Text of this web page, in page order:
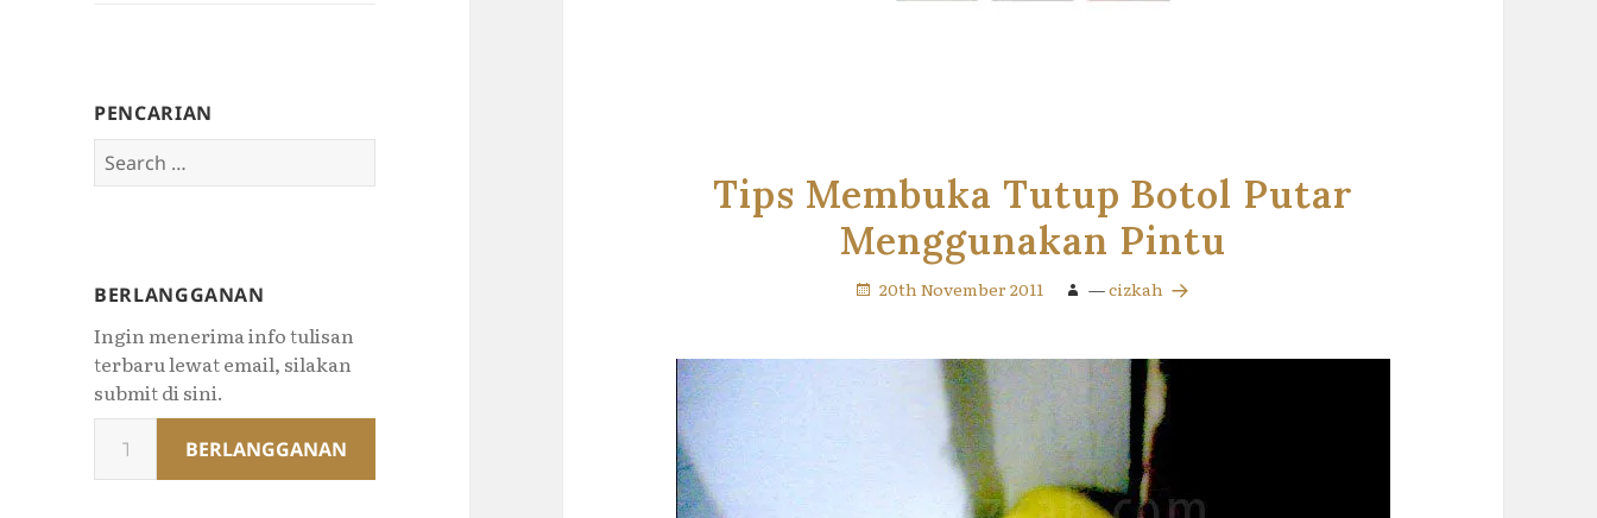
PENCARIAN
Search
for:
BERLANGGANAN
Ingin menerima info tulisan
terbaru lewat email, silakan
submit di sini.
your
email…
BERLANGGANAN
Tips Membuka Tutup Botol Putar
Menggunakan Pintu
20th November 2011 —cizkah